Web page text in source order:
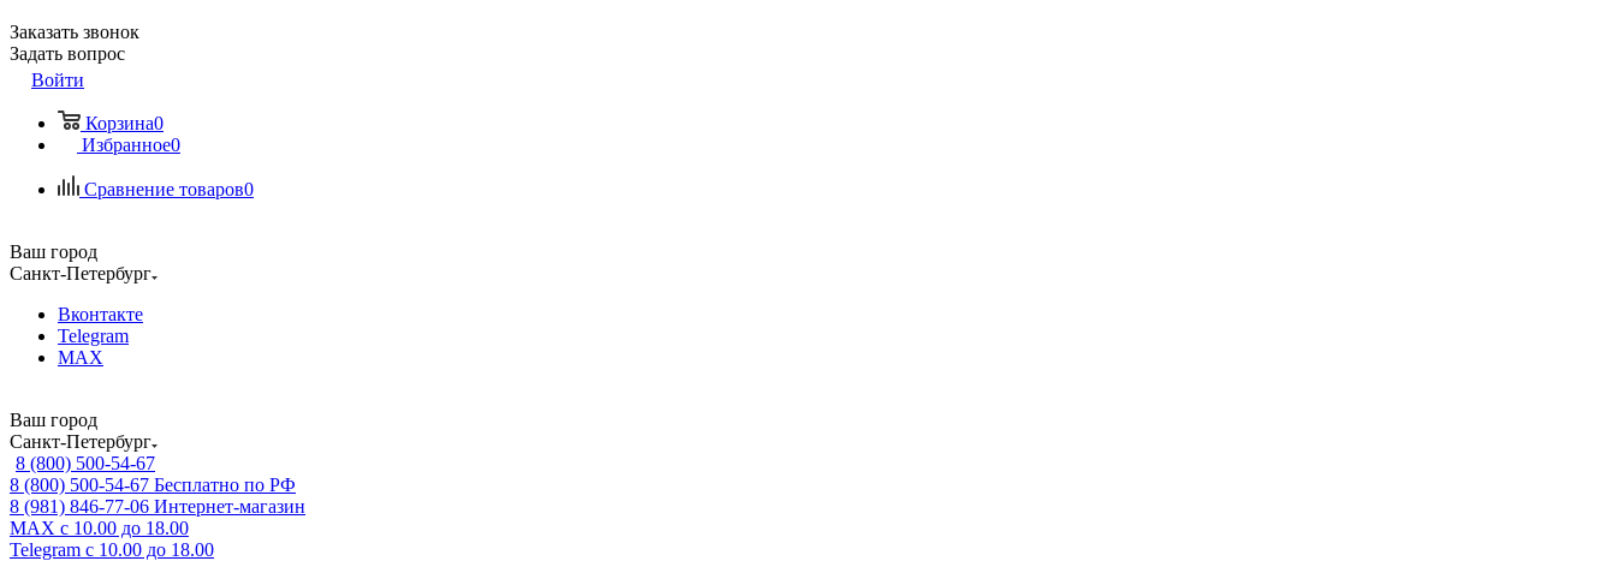
Заказать звонок
Задать вопрос
Войти
Корзина0
Избранное0
Сравнение товаров0
Ваш город
Санкт-Петербург
Вконтакте
Telegram
MAX
Ваш город
Санкт-Петербург
8 (800) 500-54-67
8 (800) 500-54-67 Бесплатно по РФ
8 (981) 846-77-06 Интернет-магазин
MAX с 10.00 до 18.00
Telegram с 10.00 до 18.00